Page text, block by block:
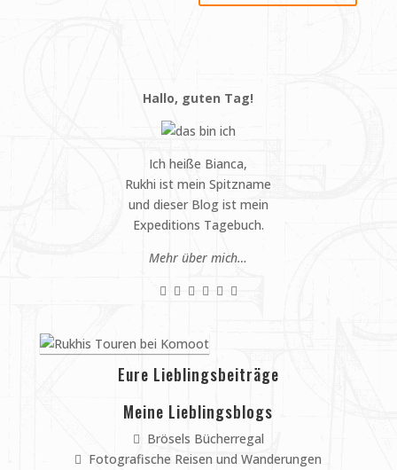
Hallo, guten Tag!
Ich heiße Bianca,
Rukhi ist mein Spitzname
und dieser Blog ist mein
Expeditions Tagebuch.
Mehr über mich…
Eure Lieblingsbeiträge
Meine Lieblingsblogs
Brösels Bücherregal
Fotografische Reisen und Wanderungen